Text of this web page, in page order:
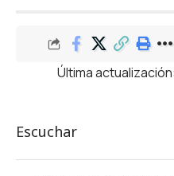
Última
Escuchar